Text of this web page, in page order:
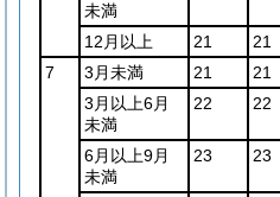
未満
12月以上 21 21
7
3月未満 21 21
3月以上6月
未満
22 22
6月以上9月
未満
23 23